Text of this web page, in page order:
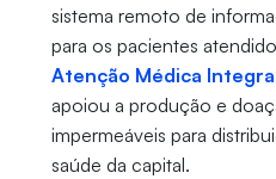
sistema remoto de
para os pacientes
Atenção Médica
apoiou a produção e
impermeáveis para
saúde da capital.